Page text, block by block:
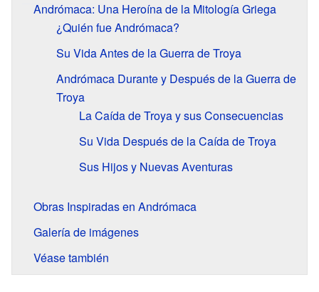
Andrómaca: Una Heroína de la Mitología Griega
¿Quién fue Andrómaca?
Su Vida Antes de la Guerra de Troya
Andrómaca Durante y Después de la Guerra de
Troya
La Caída de Troya y sus Consecuencias
Su Vida Después de la Caída de Troya
Sus Hijos y Nuevas Aventuras
Obras Inspiradas en Andrómaca
Galería de imágenes
Véase también